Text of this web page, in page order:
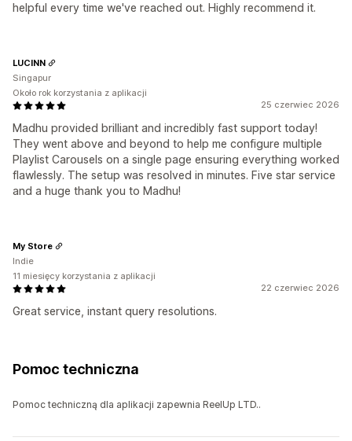
helpful every time we've reached out. Highly recommend it.
25 czerwiec 2026
Madhu provided brilliant and incredibly fast support today!
They went above and beyond to help me configure multiple
Playlist Carousels on a single page ensuring everything worked
flawlessly. The setup was resolved in minutes. Five star service
and a huge thank you to Madhu!
LUCINN
Singapur
Około rok korzystania z aplikacji
22 czerwiec 2026
Great service, instant query resolutions.
My Store
Indie
11 miesięcy korzystania z aplikacji
Pomoc techniczna
Pomoc techniczną dla aplikacji zapewnia ReelUp LTD..